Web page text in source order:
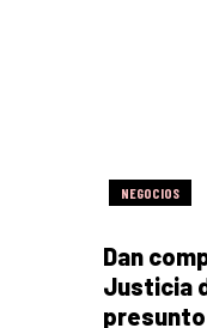
NEGOCIOS
Dan
Justicia